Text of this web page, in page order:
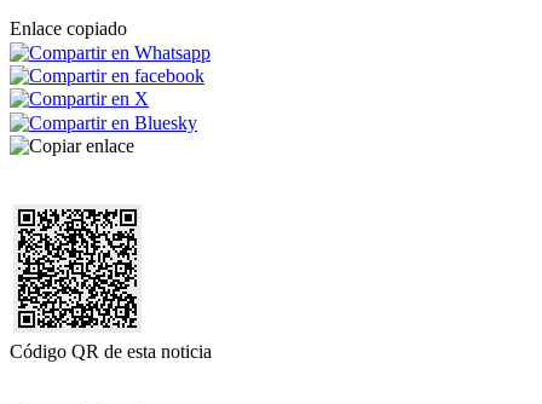
Enlace copiado
Código QR de esta noticia